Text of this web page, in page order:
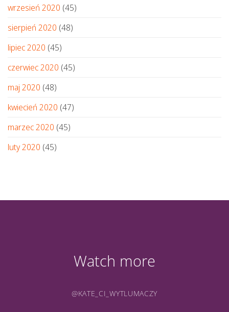
wrzesień 2020 (45)
sierpień 2020 (48)
lipiec 2020 (45)
czerwiec 2020 (45)
maj 2020 (48)
kwiecień 2020 (47)
marzec 2020 (45)
luty 2020 (45)
Watch more
@KATE_CI_WYTLUMACZY